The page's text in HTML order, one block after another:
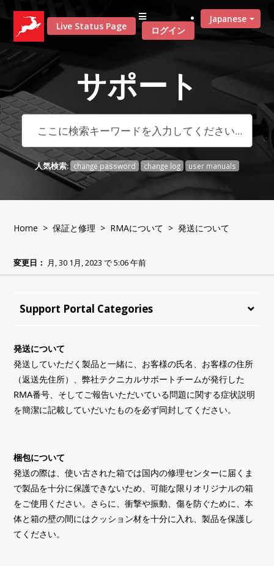
Live Status Page
Japanese
ログイン
サポート
人気検索: change password change log user manuals
Home >保証と修理 > RMAについて > 発送について
変更日： 月, 30 1月, 2023 で 5:06 午前
Support Portal Categories
発送について
発送していただく製品と一緒に、お客様の氏名、お客様の住所
（返送先住所）、弊社テクニカルサポートチームが発行した
RMA番号、そしてご報告いただいている問題に関する症状説明
を簡潔に記載していだいたものを必ず同封してください。
梱包について
発送の際は、使い古された箱では国内の修理センターに届くま
で製品を十分に保護できないため、可能な限りオリジナルの箱
をご使用ください。さらに、衝撃や振動、傷を防ぐために、本
体と箱の壁の間にはクッション材を十分に入れ、製品を保護し
てください。